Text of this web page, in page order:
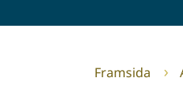
Framsida